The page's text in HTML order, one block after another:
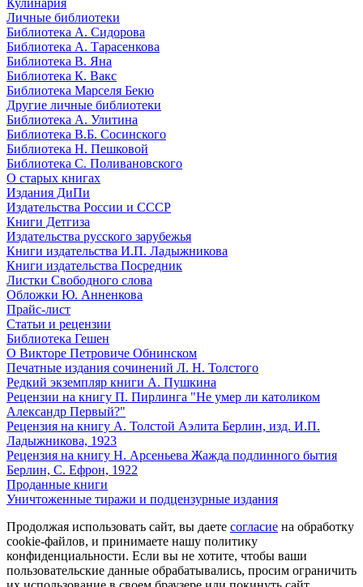
Личные библиотеки
Библиотека А. Сидорова
Библиотека А. Тарасенкова
Библиотека В. Яна
Библиотека К. Вакс
Библиотека Марселя Бекю
Другие личные библиотеки
Библиотека А. Улитина
Библиотека В.Б. Сосинского
Библиотека Н. Пешковой
Библиотека С. Поливановского
О старых книгах
Издания ДиПи
Издательства России и СССР
Книги Детгиза
Издательства русского зарубежья
Книги издательства И.П. Ладыжникова
Книги издательства Посредник
Листки Свободного слова
Обложки Ю. Анненкова
Прайс-лист
Статьи и рецензии
Библиотека Гешен
О Викторе Петровиче Обнинском
Печатные издания сочинений Л. Н. Толстого
Редкий экземпляр книги А. Пушкина
Рецензии на книгу П. Пирлинга "Не умер ли католиком
Александр Первый?"
Рецензия на книгу А. Толстой Аэлита Берлин, изд. И.П.
Ладыжникова, 1923
Рецензия на книгу Н. Арсеньева Жажда подлинного бытия
Берлин, С. Ефрон, 1922
Проданные книги
Уничтоженные тиражи и подцензурные издания
Продолжая использовать сайт, вы даете согласие на обработку
cookie-файлов, и принимаете нашу политику
конфиденциальности. Если вы не хотите, чтобы ваши
пользовательские данные обрабатывались, просим ограничить